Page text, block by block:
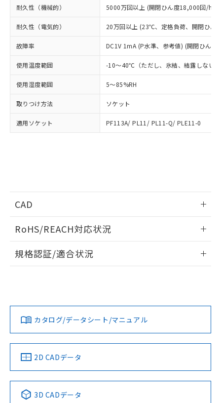
耐久性（機械的） 5000万回以上 (開閉ひん度18,000回/h)
耐久性（電気的） 20万回以上 (23℃、定格負荷、開閉ひん
故障率 DC1V 1mA (P水準、参考値) (開閉ひん
使用温度範囲 -10～40℃（ただし、氷結、結露しない
使用湿度範囲 5～85%RH
取りつけ方法 ソケット
適用ソケット PF113A/ PL11/ PL11-Q/ PLE11-0
CAD
ドすることができます。
ログイン/会員登録
ダウンロードデータをご利用いただく前に、以下を必ずお読
みください。
ソフトウェアの使用条件
RoHS/REACH対応状況
EU RoHS 注意事項・凡例
対応済み
中国 RoHS 注意事項・凡例
規格認証/適合状況
LR型式承認
（イギリス
船舶規格）
DNV型式承認
（ノルウェー
BV型式承認
（フランス
KR型式
（韓国
Yes No No No
カタログ/データシート/マニュアル
2D CADデータ
3D CADデータ
」をご確認
ください。
在庫状況および標準価格結果を当社の
事前の承諾なく第三者に漏洩または開
示しないようお願いします。
マイパーツ機能（部品リスト作成サー
ビス）をご利用いただくには、I-Web
メンバーズにご登録されている必要が
お客様が当ウェブサイト上で当社にご
登録された部品リストについて、当社
および当社の共同利用者が、当社の製
品・サービスに関するお客様との取
※2 対応予定月
部品在庫の切り替え状況などにより、予定
※3 非含有証明書ダウンロード
下記の非含有証明書をダウンロードするこ
とができます。
ものではありません。
物質の対応では、対応完了までの期間は出
荷製品に未対応品が混在することから備考
欄に対応日を記載しておりました。
既に当社にて対応品への在庫切替を完了
していることから、特段のことがない限
り、2022年1月12日より割愛しておりま
※2 環境保護使用期限
「ｅ」：有害物質（10物質）のすべてが基
準値以下であることを示します。
「10」：通常の使用状況下において有害物
及ぼさない年数を意味します。
「－」：未確認です。当社販売部門へお問
使用いたしません。
当社は、貴社製品を第三者に販売する
場合は、上記1、2および3の内容を当
該第三者に通知します。また当社は、
販売先および販売に係わる関係者が違
法に輸出するおそれがある場合は、取
合意する キャンセル
たはお客様担当のオムロン制御
機器販売店・当社販売員にご確
認ください)
白
受注生産機種、また在庫状況の
情報を公開していない機種